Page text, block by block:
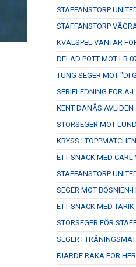
STAFFANSTORP
STAFFANSTORP
KVALSPEL VÄNTAR
DELAD POTT MOT LB
TUNG SEGER MOT "DI
SERIELEDNING FÖR A-
KENT DANÅS AVLIDEN
STORSEGER MOT
KRYSS I
ETT SNACK MED
STAFFANSTORP
SEGER MOT BOSNIEN-
ETT SNACK MED TARIK
STORSEGER FÖR
SEGER I
FJÄRDE RAKA FÖR